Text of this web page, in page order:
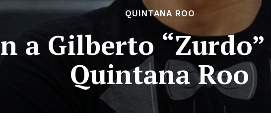
QUINTANA ROO
a Gilberto
Quintana Roo